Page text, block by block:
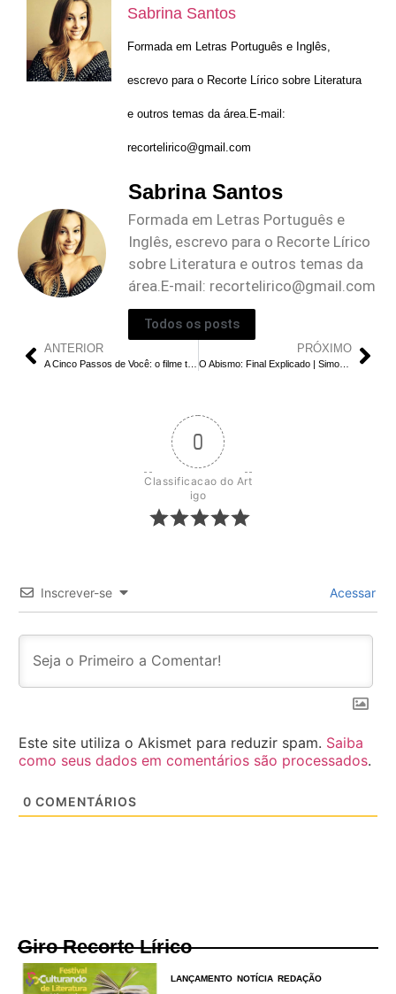
Sabrina Santos
Formada em Letras Português e Inglês,
escrevo para o Recorte Lírico sobre Literatura
e outros temas da área.E-mail:
recortelirico@gmail.com
Sabrina Santos
Formada em Letras Português e
Inglês, escrevo para o Recorte Lírico
sobre Literatura e outros temas da
área.E-mail: recortelirico@gmail.com
Todos os posts
ANTERIOR PRÓXIMO
O Abismo: Final Explicado | Simon Está Vivo ou Morto?
0
Classificacao do Art
igo
Inscrever-se Acessar
Este site utiliza o Akismet para reduzir spam. Saiba
como seus dados em comentários são processados.
0 COMENTÁRIOS
Giro Recorte Lírico
LANÇAMENTO NOTÍCIA REDAÇÃO